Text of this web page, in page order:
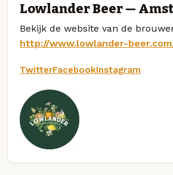
Lowlander Beer —
Bekijk de website van de
http://www.lowlander-
TwitterFacebookInstagram